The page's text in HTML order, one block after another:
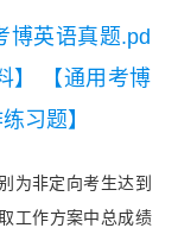
博英语真题.pd
】
【通用考博
习题】
为非定向考生达到
工作方案中总成绩